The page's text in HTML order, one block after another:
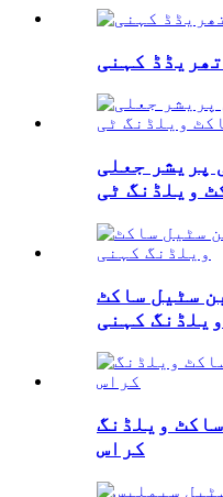
کہنی
پریشر جعلی
ویلڈنگ ٹی
سٹیل ساکٹ
ویلڈنگ کہنی
ویلڈنگ
کراس